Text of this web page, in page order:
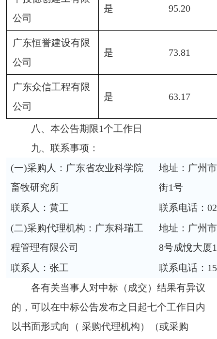
公司
是 95.20
广东恒誉建设有限
公司
是 73.81
广东众信工程有限
公司
是 63.17
八、本公告期限1个工作日
九、联系事项：
(一)采购人：广东省农业科学院
畜牧研究所
地址：广州
街1号
联系人：黄工
联系电话：
(二)采购代理机构：广东科瑞工
程管理有限公司
地址：广州
8号成悅大厦
联系人：张工
联系电话：
各有关当事人对中标（成交）结果有异议
的，可以在中标公告发布之日起七个工作日内
以书面形式向（ 采购代理机构）（或采购